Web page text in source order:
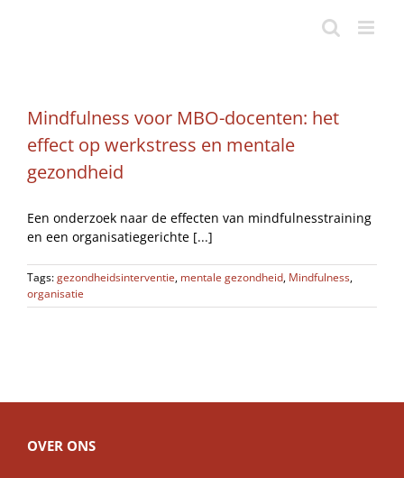
Mindfulness voor MBO-docenten: het
effect op werkstress en mentale
gezondheid
Een onderzoek naar de effecten van mindfulnesstraining
en een organisatiegerichte [...]
Tags:gezondheidsinterventie, mentale gezondheid, Mindfulness,
organisatie
OVER ONS